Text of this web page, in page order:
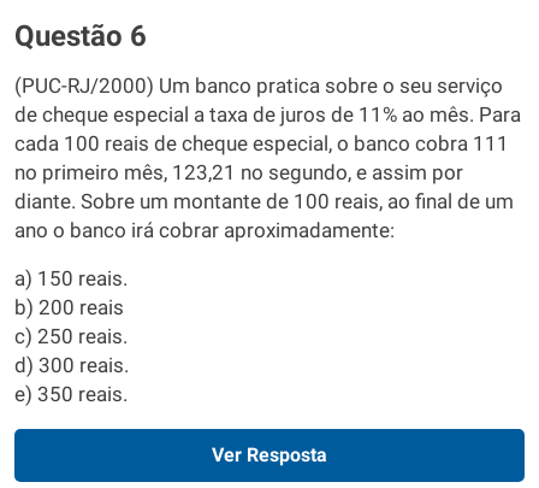
Questão 6
(PUC-RJ/2000) Um banco pratica sobre o seu serviço
de cheque especial a taxa de juros de 11% ao mês. Para
cada 100 reais de cheque especial, o banco cobra 111
no primeiro mês, 123,21 no segundo, e assim por
diante. Sobre um montante de 100 reais, ao final de um
ano o banco irá cobrar aproximadamente:
a) 150 reais.
b) 200 reais
c) 250 reais.
d) 300 reais.
e) 350 reais.
Ver Resposta